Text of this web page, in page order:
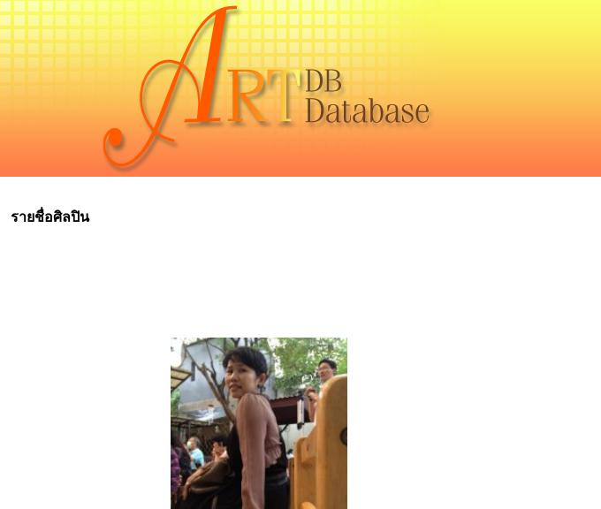
รายชื่อศิลปิน